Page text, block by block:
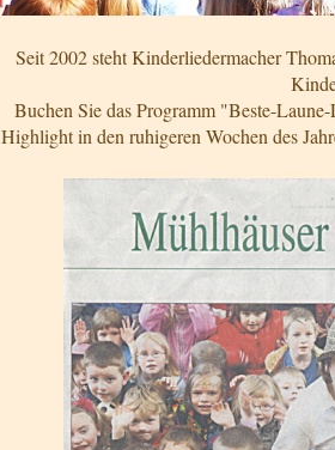
Seit 2002 steht Kinderliedermacher
Buchen Sie das Programm "Beste-
Highlight in den ruhigeren Wochen des